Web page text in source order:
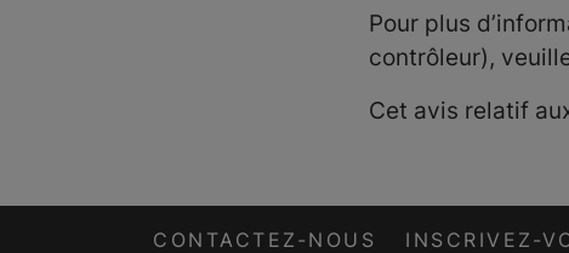
Pour plus
contrôleur),
Cet avis relatif
CONTACTEZ-NOUS INSCRIVEZ-